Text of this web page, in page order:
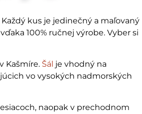
kus je jedinečný a maľovaný
100% ručnej výrobe. Vyber si
Kašmíre. Šál je vhodný na
vo vysokých nadmorských
naopak v prechodnom